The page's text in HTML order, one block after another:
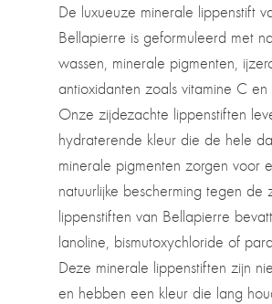
De luxueuze minerale lippenstift
Bellapierre is geformuleerd met
wassen, minerale pigmenten,
antioxidanten zoals vitamine C en
Onze zijdezachte lippenstiften
hydraterende kleur die de hele
minerale pigmenten zorgen voor
natuurlijke bescherming tegen de
lippenstiften van Bellapierre
lanoline, bismutoxychloride of
Deze minerale lippenstiften zijn
en hebben een kleur die lang